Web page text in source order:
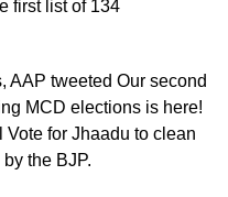
on Monday.
the progress
quality of life.
current Chief Minister,
Government to visit
first list of 134
AAP tweeted Our second
MCD elections is here!
for Jhaadu to clean
the BJP.